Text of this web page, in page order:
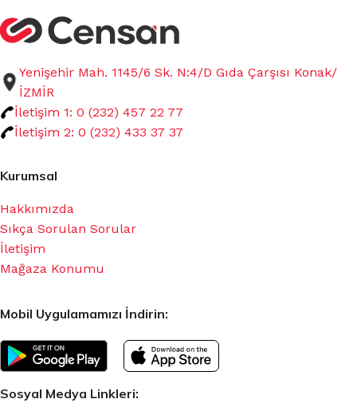
Yenişehir Mah. 1145/6 Sk. N:4/D Gıda Çarşısı Konak/
İZMİR
İletişim 1: 0 (232) 457 22 77
İletişim 2: 0 (232) 433 37 37
Kurumsal
Hakkımızda
Sıkça Sorulan Sorular
İletişim
Mağaza Konumu
Mobil Uygulamamızı İndirin:
Sosyal Medya Linkleri: